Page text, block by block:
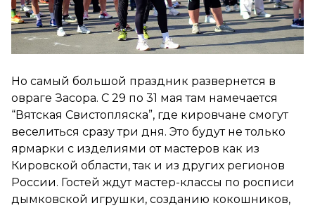
Но самый большой праздник развернется в
овраге Засора. С 29 по 31 мая там намечается
“Вятская Свистопляска”, где кировчане смогут
веселиться сразу три дня. Это будут не только
ярмарки с изделиями от мастеров как из
Кировской области, так и из других регионов
России. Гостей ждут мастер-классы по росписи
дымковской игрушки, созданию кокошников,